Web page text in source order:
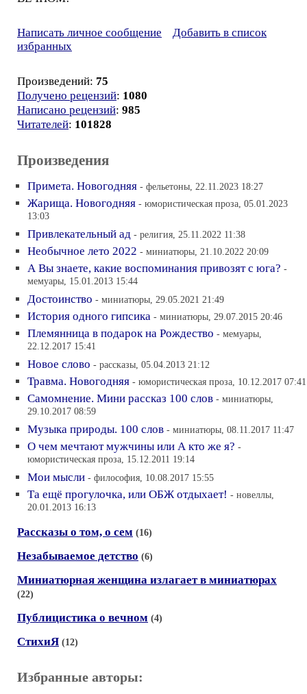
Написать личное сообщение
Добавить в список
избранных
Произведений: 75
Получено рецензий: 1080
Написано рецензий: 985
Читателей: 101828
Произведения
Примета. Новогодняя - фельетоны, 22.11.2023 18:27
Жарища. Новогодняя - юмористическая проза, 05.01.2023
13:03
Привлекательный ад - религия, 25.11.2022 11:38
Необычное лето 2022 - миниатюры, 21.10.2022 20:09
А Вы знаете, какие воспоминания привозят с юга? -
мемуары, 15.01.2013 15:44
Достоинство - миниатюры, 29.05.2021 21:49
История одного гипсика - миниатюры, 29.07.2015 20:46
Племянница в подарок на Рождество - мемуары,
22.12.2017 15:41
Новое слово - рассказы, 05.04.2013 21:12
Травма. Новогодняя - юмористическая проза, 10.12.2017 07:41
Самомнение. Мини рассказ 100 слов - миниатюры,
29.10.2017 08:59
Музыка природы. 100 слов - миниатюры, 08.11.2017 11:47
О чем мечтают мужчины или А кто же я? -
юмористическая проза, 15.12.2011 19:14
Мои мысли - философия, 10.08.2017 15:55
Та ещё прогулочка, или ОБЖ отдыхает! - новеллы,
20.01.2013 16:13
Рассказы о том, о сем (16)
Незабываемое детство (6)
Миниатюрная женщина излагает в миниатюрах
(22)
Публицистика о вечном (4)
СтихиЯ (12)
Избранные авторы: